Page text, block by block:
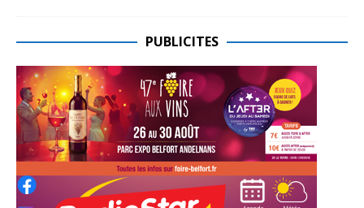
PUBLICITES